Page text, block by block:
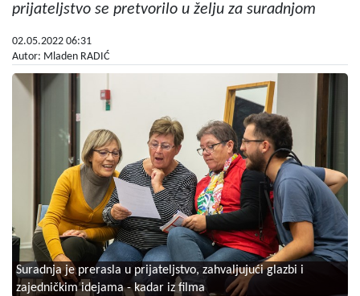
prijateljstvo se pretvorilo u želju za suradnjom
02.05.2022 06:31
Autor: Mladen RADIĆ
Suradnja je prerasla u prijateljstvo, zahvaljujući glazbi i
zajedničkim idejama - kadar iz filma